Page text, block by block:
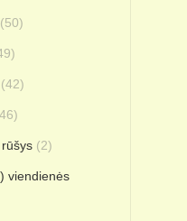
(50)
(42)
(2)
viendienės